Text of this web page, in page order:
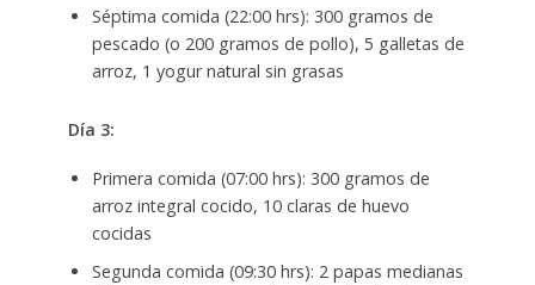
Séptima comida (22:00 hrs): 300 gramos de
pescado (o 200 gramos de pollo), 5 galletas de
arroz, 1 yogur natural sin grasas
Día 3:
Primera comida (07:00 hrs): 300 gramos de
arroz integral cocido, 10 claras de huevo
cocidas
Segunda comida (09:30 hrs): 2 papas medianas